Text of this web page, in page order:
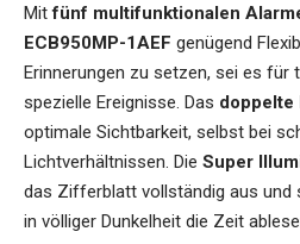
Mitfünf multifunktionalen
ECB950MP-1AEF genügend
Erinnerungen zu setzen, sei es für
spezielle Ereignisse. Das doppelte
optimale Sichtbarkeit, selbst bei
Lichtverhältnissen. Die Super
das Zifferblatt vollständig aus und
in völliger Dunkelheit die Zeit